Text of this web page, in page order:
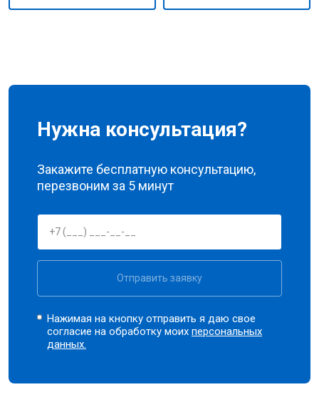
Нужна консультация?
Закажите бесплатную консультацию,
перезвоним за 5 минут
Отправить заявку
Нажимая на кнопку отправить я даю свое
согласие на обработку моихперсональных
данных.